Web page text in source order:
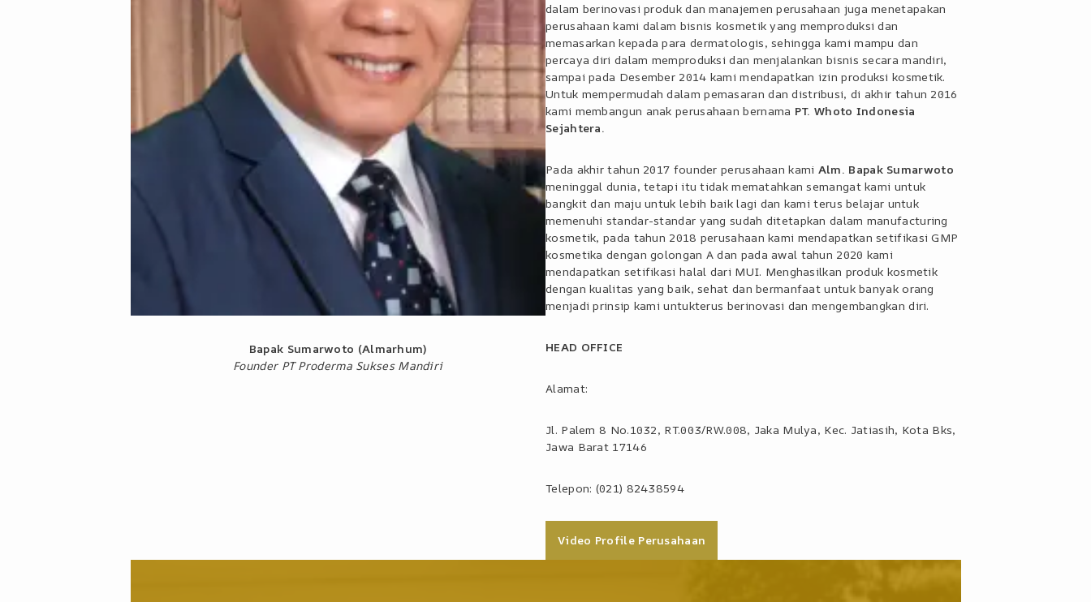
Bapak Sumarwoto (Almarhum)
Founder PT Proderma Sukses Mandiri
dalam berinovasi produk dan manajemen perusahaan juga menetapakan
perusahaan kami dalam bisnis kosmetik yang memproduksi dan
memasarkan kepada para dermatologis, sehingga kami mampu dan
percaya diri dalam memproduksi dan menjalankan bisnis secara mandiri,
sampai pada Desember 2014 kami mendapatkan izin produksi kosmetik.
Untuk mempermudah dalam pemasaran dan distribusi, di akhir tahun 2016
kami membangun anak perusahaan bernama PT. Whoto Indonesia
Sejahtera.
Pada akhir tahun 2017 founder perusahaan kami Alm. Bapak Sumarwoto
meninggal dunia, tetapi itu tidak mematahkan semangat kami untuk
bangkit dan maju untuk lebih baik lagi dan kami terus belajar untuk
memenuhi standar-standar yang sudah ditetapkan dalam manufacturing
kosmetik, pada tahun 2018 perusahaan kami mendapatkan setifikasi GMP
kosmetika dengan golongan A dan pada awal tahun 2020 kami
mendapatkan setifikasi halal dari MUI. Menghasilkan produk kosmetik
dengan kualitas yang baik, sehat dan bermanfaat untuk banyak orang
menjadi prinsip kami untukterus berinovasi dan mengembangkan diri.
HEAD OFFICE
Alamat:
Jl. Palem 8 No.1032, RT.003/RW.008, Jaka Mulya, Kec. Jatiasih, Kota Bks,
Jawa Barat 17146
Telepon: (021) 82438594
Video Profile Perusahaan